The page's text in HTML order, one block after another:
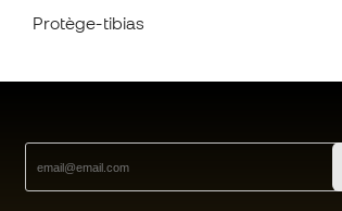
Protège-tibias